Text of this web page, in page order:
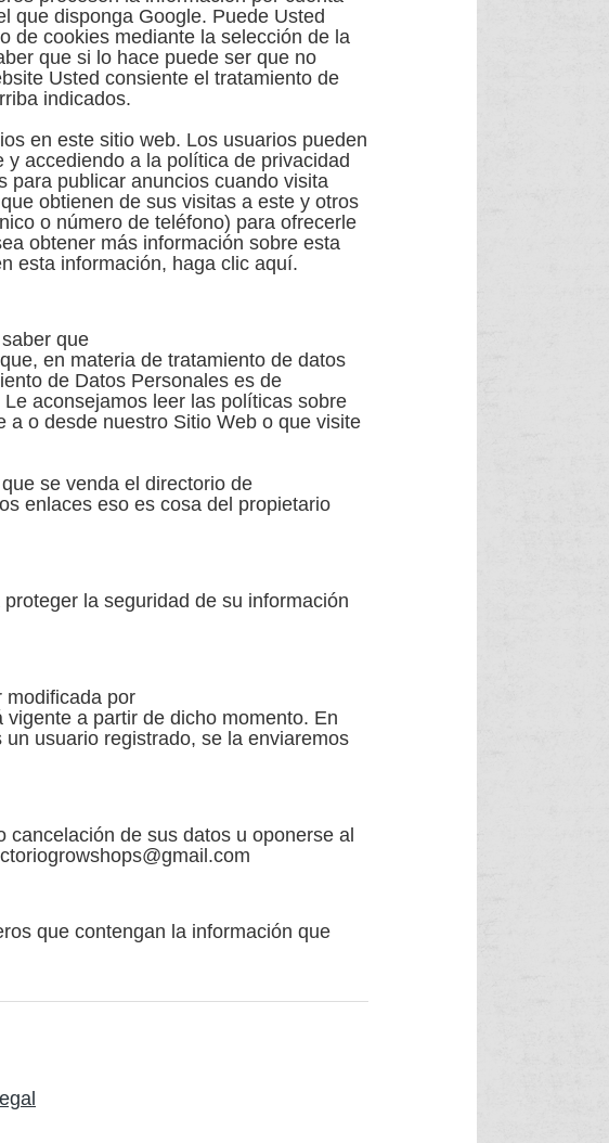
que disponga Google. Puede Usted
de cookies mediante la selección de la
que si lo hace puede ser que no
Usted consiente el tratamiento de
indicados.
en este sitio web. Los usuarios pueden
accediendo a la política de privacidad
para publicar anuncios cuando visita
obtienen de sus visitas a este y otros
o número de teléfono) para ofrecerle
obtener más información sobre esta
esta información, haga clic aquí.
que
en materia de tratamiento de datos
de Datos Personales es de
aconsejamos leer las políticas sobre
o desde nuestro Sitio Web o que visite
se venda el directorio de
enlaces eso es cosa del propietario
la seguridad de su información
modificada por
a partir de dicho momento. En
usuario registrado, se la enviaremos
de sus datos u oponerse al
que contengan la información que